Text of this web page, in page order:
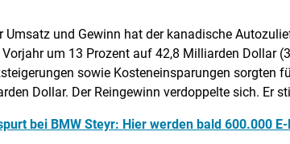
Umsatz und Gewinn hat der kanadische
um 13 Prozent auf 42,8 Milliarden Dollar
sowie Kosteneinsparungen sorgten
Dollar. Der Reingewinn verdoppelte sich. Er
bei BMW Steyr: Hier werden bald 600.000